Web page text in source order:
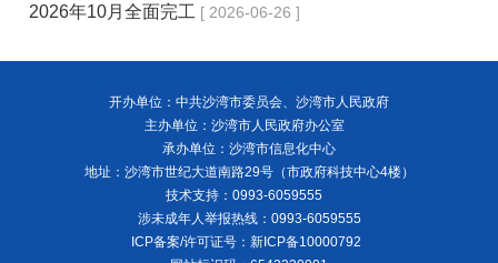
2026年10月全面完工 [ 2026-06-26 ]
开办单位：中共沙湾市委员会、沙湾市人民政府
主办单位：沙湾市人民政府办公室
承办单位：沙湾市信息化中心
地址：沙湾市世纪大道南路29号（市政府科技中心4楼）
技术支持：0993-6059555
涉未成年人举报热线：0993-6059555
ICP备案/许可证号： 新ICP备10000792